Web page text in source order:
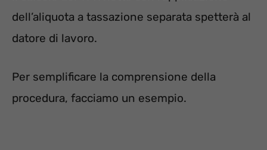
dell’aliquota a tassazione separata spetterà al
datore di lavoro.
Per semplificare la comprensione della
procedura, facciamo un esempio.